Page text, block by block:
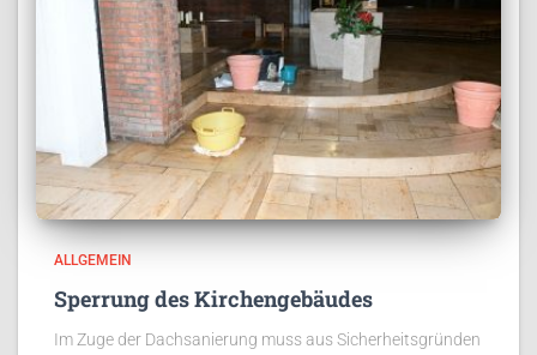
ALLGEMEIN
Sperrung des Kirchengebäudes
Im Zuge der Dachsanierung muss aus Sicherheitsgründen